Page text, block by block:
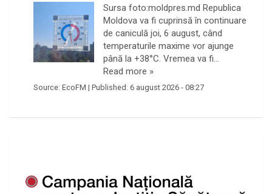
Sursa foto:moldpres.md Republica
Moldova va fi cuprinsă în continuare
de caniculă joi, 6 august, când
temperaturile maxime vor ajunge
până la +38°C. Vremea va fi…
Read more »
Source: EcoFM | Published: 6 august 2026 - 08:27